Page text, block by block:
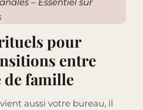
– Essentiel sur
pour
entre
de famille
aussi votre bureau, il